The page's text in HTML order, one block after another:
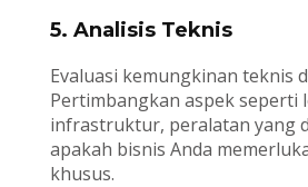
5. Analisis Teknis
Evaluasi kemungkinan teknis
Pertimbangkan aspek seperti
infrastruktur, peralatan yang
apakah bisnis Anda
khusus.